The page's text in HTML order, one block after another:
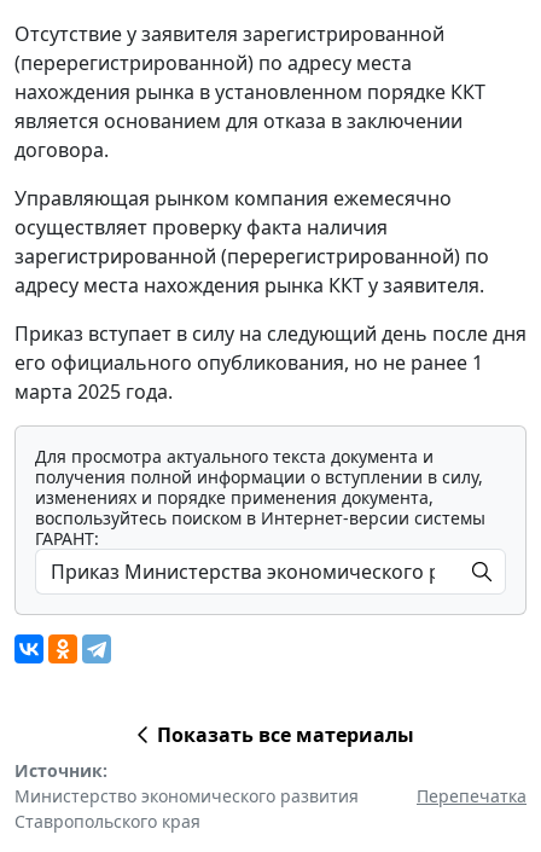
Отсутствие у заявителя зарегистрированной
(перерегистрированной) по адресу места
нахождения рынка в установленном порядке ККТ
является основанием для отказа в заключении
договора.
Управляющая рынком компания ежемесячно
осуществляет проверку факта наличия
зарегистрированной (перерегистрированной) по
адресу места нахождения рынка ККТ у заявителя.
Приказ вступает в силу на следующий день после дня
его официального опубликования, но не ранее 1
марта 2025 года.
Для просмотра актуального текста документа и
получения полной информации о вступлении в силу,
изменениях и порядке применения документа,
воспользуйтесь поиском в Интернет-версии системы
ГАРАНТ:
Показать все материалы
Источник:
Министерство экономического развития
Ставропольского края
Перепечатка